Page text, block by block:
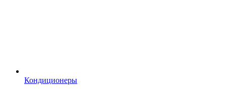
Кондиционеры